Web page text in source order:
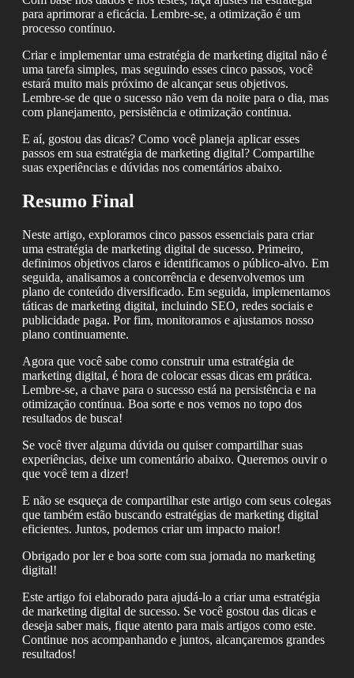
para aprimorar a eficácia. Lembre-se, a otimização é um
processo contínuo.
Criar e implementar uma estratégia de marketing digital não é
uma tarefa simples, mas seguindo esses cinco passos, você
estará muito mais próximo de alcançar seus objetivos.
Lembre-se de que o sucesso não vem da noite para o dia, mas
com planejamento, persistência e otimização contínua.
E aí, gostou das dicas? Como você planeja aplicar esses
passos em sua estratégia de marketing digital? Compartilhe
suas experiências e dúvidas nos comentários abaixo.
Resumo Final
Neste artigo, exploramos cinco passos essenciais para criar
uma estratégia de marketing digital de sucesso. Primeiro,
definimos objetivos claros e identificamos o público-alvo. Em
seguida, analisamos a concorrência e desenvolvemos um
plano de conteúdo diversificado. Em seguida, implementamos
táticas de marketing digital, incluindo SEO, redes sociais e
publicidade paga. Por fim, monitoramos e ajustamos nosso
plano continuamente.
Agora que você sabe como construir uma estratégia de
marketing digital, é hora de colocar essas dicas em prática.
Lembre-se, a chave para o sucesso está na persistência e na
otimização contínua. Boa sorte e nos vemos no topo dos
resultados de busca!
Se você tiver alguma dúvida ou quiser compartilhar suas
experiências, deixe um comentário abaixo. Queremos ouvir o
que você tem a dizer!
E não se esqueça de compartilhar este artigo com seus colegas
que também estão buscando estratégias de marketing digital
eficientes. Juntos, podemos criar um impacto maior!
Obrigado por ler e boa sorte com sua jornada no marketing
digital!
Este artigo foi elaborado para ajudá-lo a criar uma estratégia
de marketing digital de sucesso. Se você gostou das dicas e
deseja saber mais, fique atento para mais artigos como este.
Continue nos acompanhando e juntos, alcançaremos grandes
resultados!